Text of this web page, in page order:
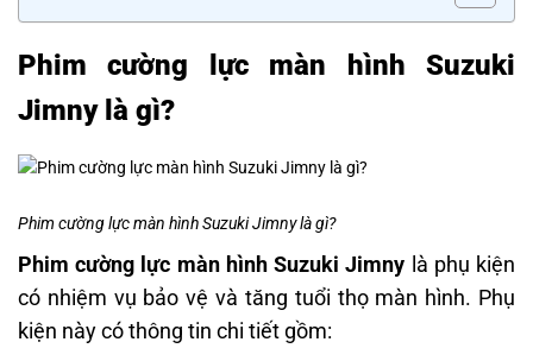
Phim cường lực màn hình Suzuki
Jimny là gì?
Phim cường lực màn hình Suzuki Jimny là gì?
Phim cường lực màn hình Suzuki Jimny là phụ kiện
có nhiệm vụ bảo vệ và tăng tuổi thọ màn hình. Phụ
kiện này có thông tin chi tiết gồm: